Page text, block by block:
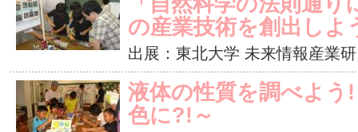
の産業技術を創出しよ
出展：東北大学 未来情報産業
液体の性質を調べよう
色に?!～